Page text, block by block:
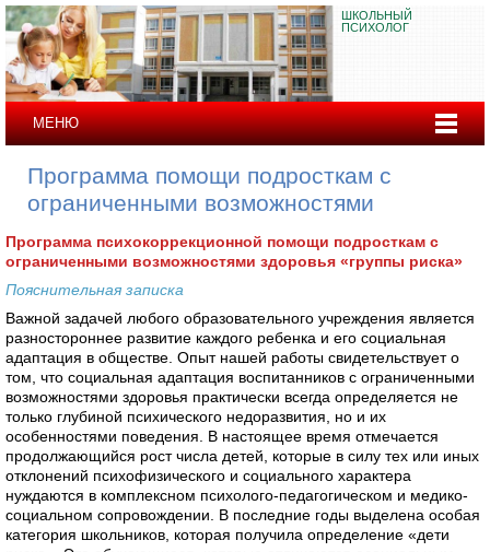
ШКОЛЬНЫЙ
ПСИХОЛОГ
МЕНЮ
Программа помощи подросткам с
ограниченными возможностями
Программа психокоррекционной помощи подросткам с
ограниченными возможностями здоровья «группы риска»
Пояснительная записка
Важной задачей любого образовательного учреждения является
разностороннее развитие каждого ребенка и его социальная
адаптация в обществе. Опыт нашей работы свидетельствует о
том, что социальная адаптация воспитанников с ограниченными
возможностями здоровья практически всегда определяется не
только глубиной психического недоразвития, но и их
особенностями поведения. В настоящее время отмечается
продолжающийся рост числа детей, которые в силу тех или иных
отклонений психофизического и социального характера
нуждаются в комплексном психолого-педагогическом и медико-
социальном сопровождении. В последние годы выделена особая
категория школьников, которая получила определение «дети